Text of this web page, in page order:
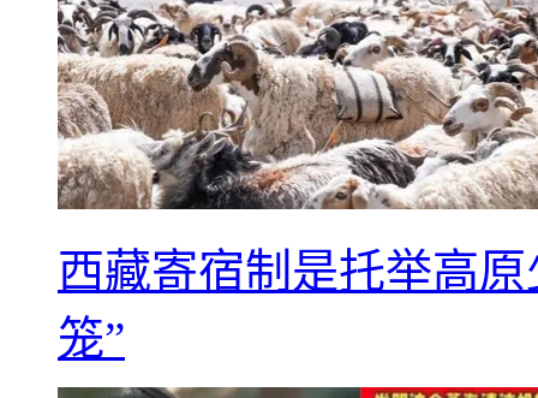
西藏寄宿制是托举高
笼”